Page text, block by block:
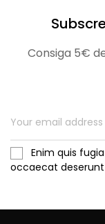
Consiga 5€
Enim quis
occaecat deserunt